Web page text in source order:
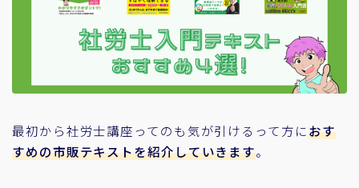
最初から社労士講座ってのも気が引けるって方におす
すめの市販テキストを紹介していきます。